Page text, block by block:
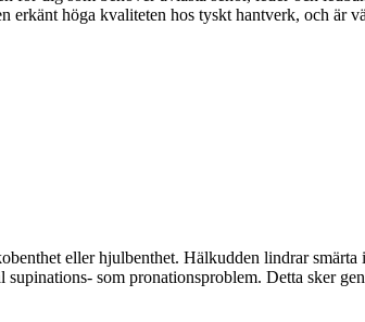
erkänt höga kvaliteten hos tyskt hantverk, och är
eller hjulbenthet. Hälkudden lindrar
som pronationsproblem. Detta sker